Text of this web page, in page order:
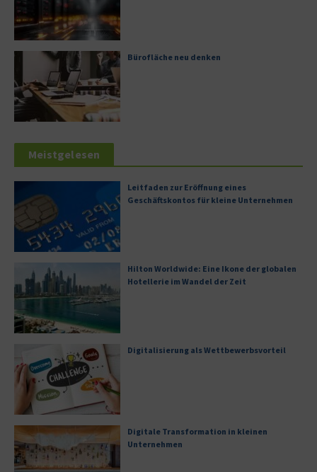
Bürofläche neu denken
Meistgelesen
Leitfaden zur Eröffnung eines
Geschäftskontos für kleine Unternehmen
Hilton Worldwide: Eine Ikone der globalen
Hotellerie im Wandel der Zeit
Digitalisierung als Wettbewerbsvorteil
Digitale Transformation in kleinen
Unternehmen